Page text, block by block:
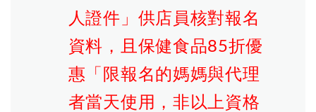
人證件」供店員核對報名
資料，且保健食品85折優
惠「限報名的媽媽與代理
者當天使用，非以上資格